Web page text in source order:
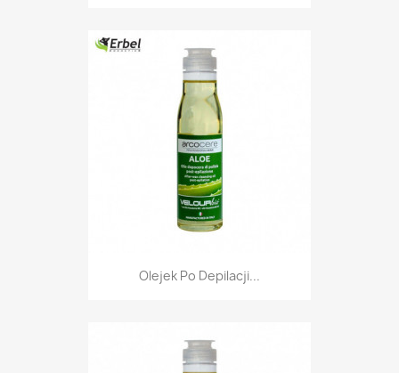
Olejek Po Depilacji...